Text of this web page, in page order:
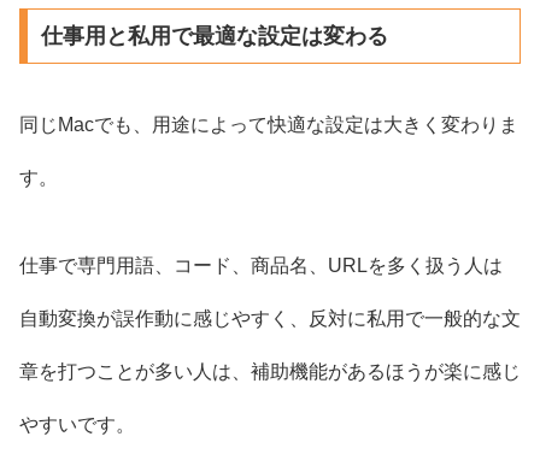
仕事用と私用で最適な設定は変わる
同じMacでも、用途によって快適な設定は大きく変わりま
す。
仕事で専門用語、コード、商品名、URLを多く扱う人は
自動変換が誤作動に感じやすく、反対に私用で一般的な文
章を打つことが多い人は、補助機能があるほうが楽に感じ
やすいです。